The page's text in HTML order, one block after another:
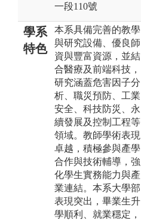
一段110號
學系
特色
本系具備完善的教學
與研究設備、優良師
資與豐富資源，並結
合醫療及前端科技，
研究涵蓋危害因子分
析、職災預防、工業
安全、科技防災、永
續發展及控制工程等
領域。教師學術表現
卓越，積極參與產學
合作與技術輔導，強
化學生實務能力與產
業連結。本系大學部
表現突出，畢業生升
學順利、就業穩定，